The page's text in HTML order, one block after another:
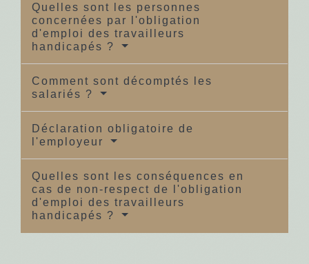
Quelles sont les personnes
concernées par l'obligation
d'emploi des travailleurs
handicapés ?
Comment sont décomptés les
salariés ?
Déclaration obligatoire de
l'employeur
Quelles sont les conséquences en
cas de non-respect de l'obligation
d'emploi des travailleurs
handicapés ?